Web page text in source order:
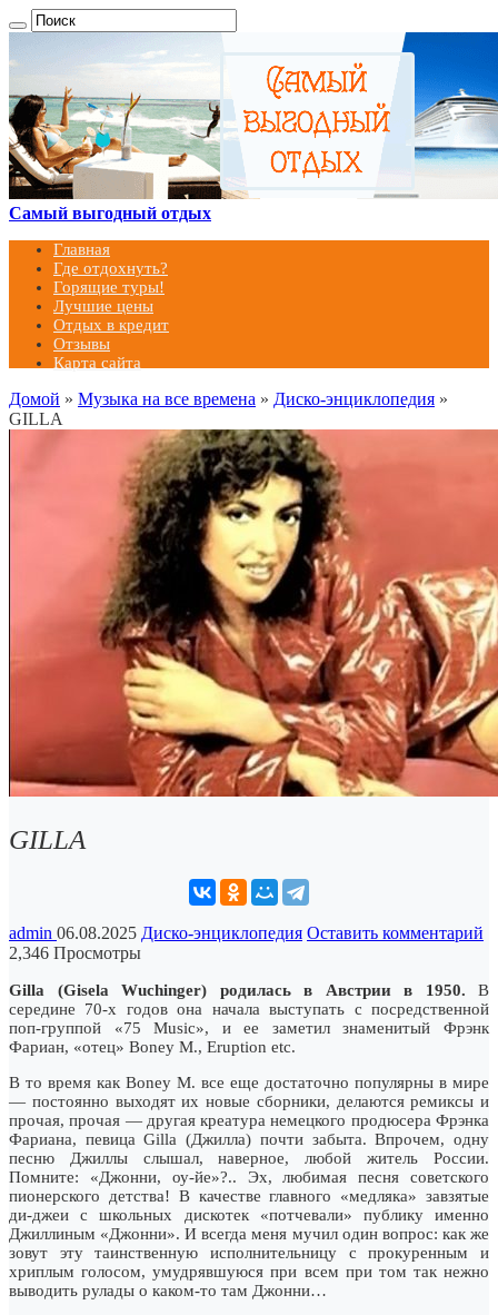
Самый выгодный отдых
Главная
Где отдохнуть?
Горящие туры!
Лучшие цены
Отдых в кредит
Отзывы
Карта сайта
Домой » Музыка на все времена » Диско-энциклопедия »
GILLA
GILLA
admin 06.08.2025 Диско-энциклопедия Оставить комментарий
2,346 Просмотры
Gilla (Gisela Wuchinger) родилась в Австрии в 1950. В
середине 70-х годов она начала выступать с посредственной
поп-группой «75 Music», и ее заметил знаменитый Фрэнк
Фариан, «отец» Boney M., Eruption etc.
В то время как Boney M. все еще достаточно популярны в мире
— постоянно выходят их новые сборники, делаются ремиксы и
прочая, прочая — другая креатура немецкого продюсера Фрэнка
Фариана, певица Gilla (Джилла) почти забыта. Впрочем, одну
песню Джиллы слышал, наверное, любой житель России.
Помните: «Джонни, оу-йе»?.. Эх, любимая песня советского
пионерского детства! В качестве главного «медляка» завзятые
ди-джеи с школьных дискотек «потчевали» публику именно
Джиллиным «Джонни». И всегда меня мучил один вопрос: как же
зовут эту таинственную исполнительницу с прокуренным и
хриплым голосом, умудрявшуюся при всем при том так нежно
выводить рулады о каком-то там Джонни…